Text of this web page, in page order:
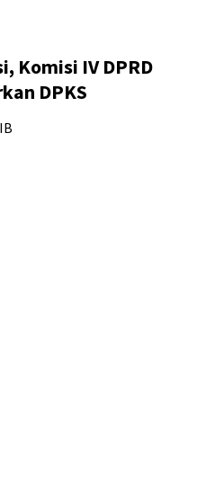
Komisi IV DPRD
DPKS